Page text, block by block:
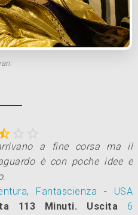
.
a fine corsa ma il
è con poche idee e
.
, Fantascienza - USA
113 Minuti. Uscita
6